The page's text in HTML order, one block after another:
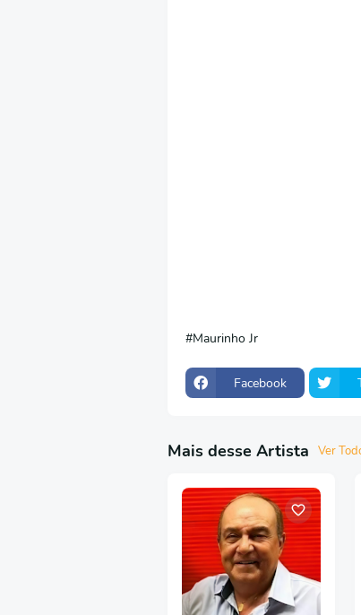
Maurinho Jr
Facebook
Mais desse Artista Ver